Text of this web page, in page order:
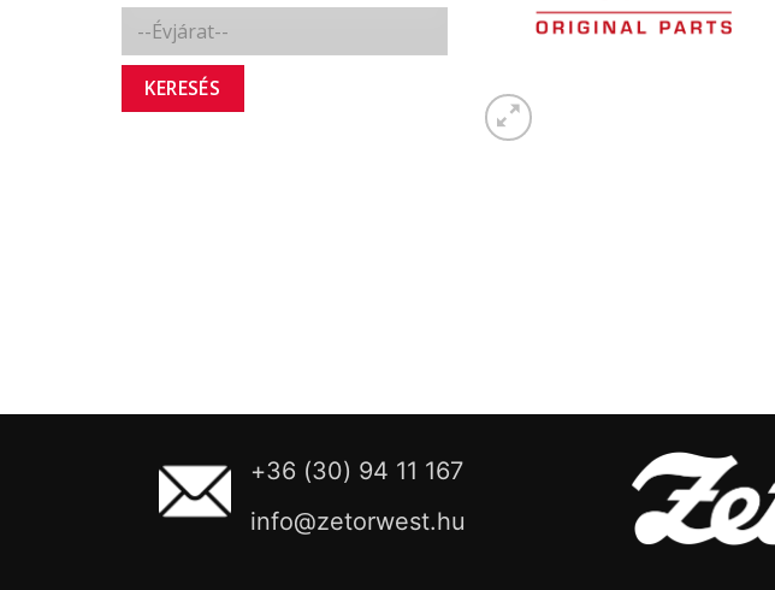
KERESÉS
+36 (30) 94 11 167
info@zetorwest.hu